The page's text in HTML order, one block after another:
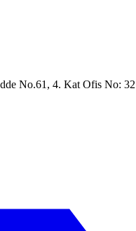
No.61, 4. Kat Ofis No: